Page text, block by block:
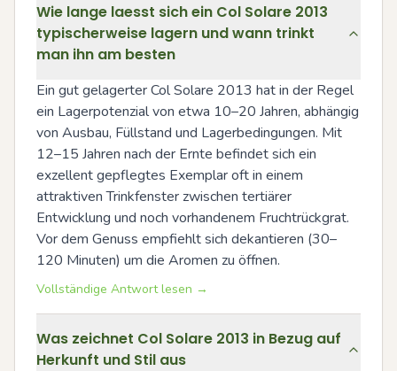
Wie lange laesst sich ein Col Solare 2013
typischerweise lagern und wann trinkt
man ihn am besten
Ein gut gelagerter Col Solare 2013 hat in der Regel
ein Lagerpotenzial von etwa 10–20 Jahren, abhängig
von Ausbau, Füllstand und Lagerbedingungen. Mit
12–15 Jahren nach der Ernte befindet sich ein
exzellent gepflegtes Exemplar oft in einem
attraktiven Trinkfenster zwischen tertiärer
Entwicklung und noch vorhandenem Fruchtrückgrat.
Vor dem Genuss empfiehlt sich dekantieren (30–
120 Minuten) um die Aromen zu öffnen.
Vollständige Antwort lesen →
Was zeichnet Col Solare 2013 in Bezug auf
Herkunft und Stil aus